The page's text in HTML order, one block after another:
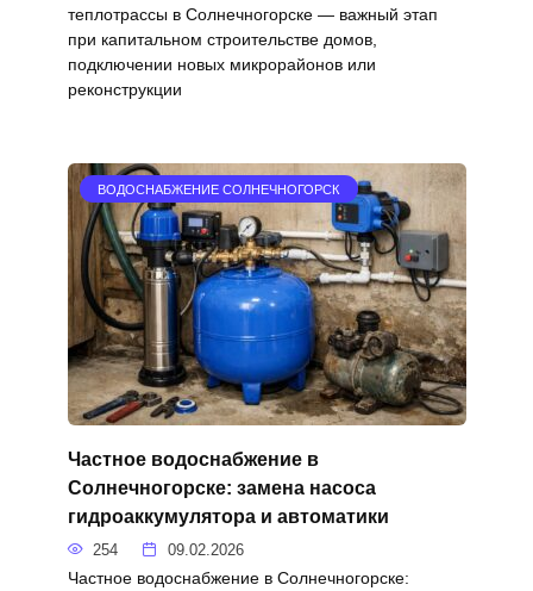
теплотрассы в Солнечногорске — важный этап
при капитальном строительстве домов,
подключении новых микрорайонов или
реконструкции
ВОДОСНАБЖЕНИЕ СОЛНЕЧНОГОРСК
Частное водоснабжение в
Солнечногорске: замена насоса
гидроаккумулятора и автоматики
254 09.02.2026
Частное водоснабжение в Солнечногорске: